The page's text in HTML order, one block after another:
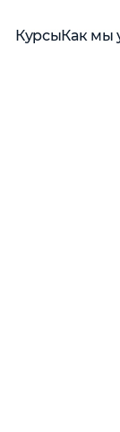
КурсыКак мы